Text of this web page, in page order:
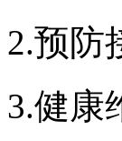
2.预防
3.健康